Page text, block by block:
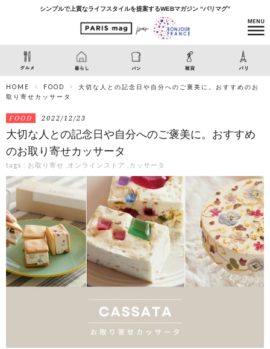
シンプルで上質なライフスタイルを提案するWEBマガジン “パリマグ”
HOME FOOD
大切な人との記念日や自分へのご褒美に。おすすめのお
取り寄せカッサータ
FOOD 2022/12/23
大切な人との記念日や自分へのご褒美に。おすすめ
のお取り寄せカッサータ
tags : お取り寄せ オンラインストア カッサータ